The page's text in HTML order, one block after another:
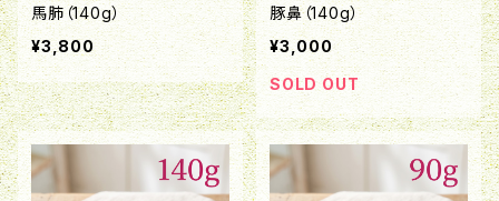
馬肺（140g）
¥3,800
豚鼻（140g）
¥3,000
SOLD OUT